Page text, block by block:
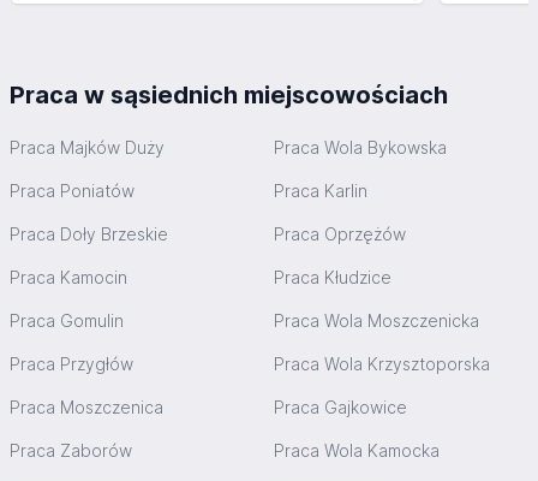
Praca w sąsiednich miejscowościach
Praca Majków Duży Praca Wola Bykowska
Praca Poniatów Praca Karlin
Praca Doły Brzeskie Praca Oprzężów
Praca Kamocin Praca Kłudzice
Praca Gomulin Praca Wola Moszczenicka
Praca Przygłów Praca Wola Krzysztoporska
Praca Moszczenica Praca Gajkowice
Praca Zaborów Praca Wola Kamocka